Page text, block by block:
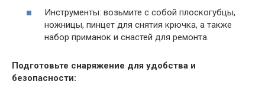
Инструменты: возьмите с собой плоскогубцы,
ножницы, пинцет для снятия крючка, а также
набор приманок и снастей для ремонта.
Подготовьте снаряжение для удобства и
безопасности: